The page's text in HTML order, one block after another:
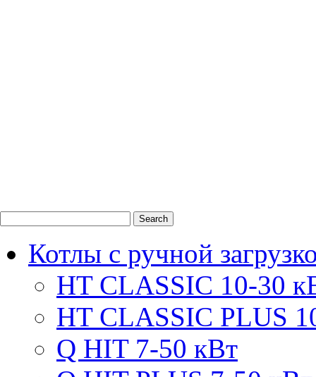
Котлы с ручной
HT CLASSIC 10-30
HT CLASSIC PLUS
Q HIT 7-50 кВт